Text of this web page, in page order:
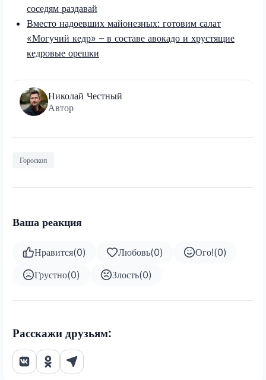
соседям раздавай
Вместо надоевших майонезных: готовим салат
«Могучий кедр» – в составе авокадо и хрустящие
кедровые орешки
Николай Честный
Автор
Гороскоп
Ваша реакция
Нравится(0) Любовь(0) Ого!(0)
Грустно(0) Злость(0)
Расскажи друзьям: